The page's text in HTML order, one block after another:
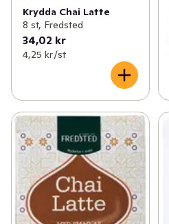
Krydda Chai Latte
8 st, Fredsted
34,02 kr
4,25 kr /st